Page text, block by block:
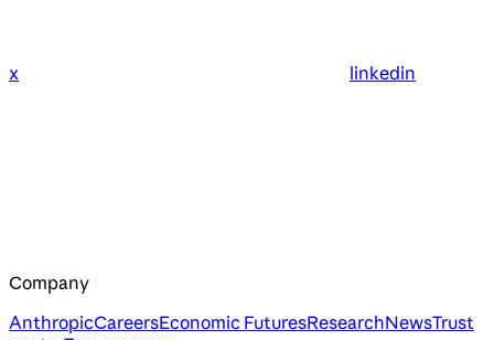
x linkedin
Company
AnthropicCareersEconomic FuturesResearchNewsTrust